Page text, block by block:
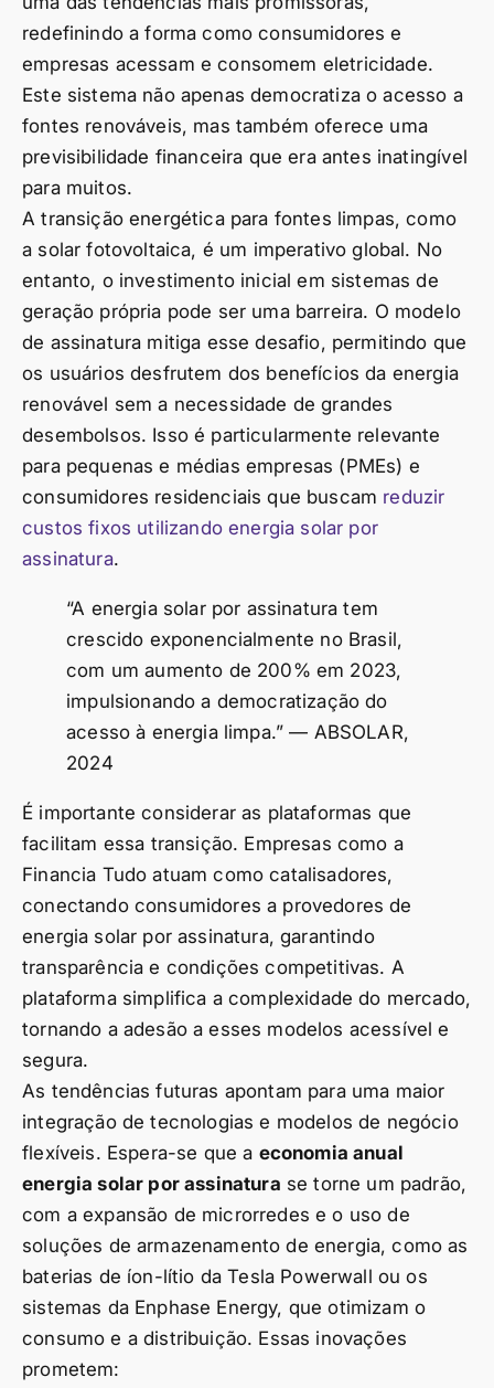
redefinindo a forma como consumidores e
empresas acessam e consomem eletricidade.
Este sistema não apenas democratiza o acesso a
fontes renováveis, mas também oferece uma
previsibilidade financeira que era antes inatingível
para muitos.
A transição energética para fontes limpas, como
a solar fotovoltaica, é um imperativo global. No
entanto, o investimento inicial em sistemas de
geração própria pode ser uma barreira. O modelo
de assinatura mitiga esse desafio, permitindo que
os usuários desfrutem dos benefícios da energia
renovável sem a necessidade de grandes
desembolsos. Isso é particularmente relevante
para pequenas e médias empresas (PMEs) e
consumidores residenciais que buscam reduzir
custos fixos utilizando energia solar por
assinatura.
“A energia solar por assinatura tem
crescido exponencialmente no Brasil,
com um aumento de 200% em 2023,
impulsionando a democratização do
acesso à energia limpa.” — ABSOLAR,
2024
É importante considerar as plataformas que
facilitam essa transição. Empresas como a
Financia Tudo atuam como catalisadores,
conectando consumidores a provedores de
energia solar por assinatura, garantindo
transparência e condições competitivas. A
plataforma simplifica a complexidade do mercado,
tornando a adesão a esses modelos acessível e
segura.
As tendências futuras apontam para uma maior
integração de tecnologias e modelos de negócio
flexíveis. Espera-se que a economia anual
energia solar por assinatura se torne um padrão,
com a expansão de microrredes e o uso de
soluções de armazenamento de energia, como as
baterias de íon-lítio da Tesla Powerwall ou os
sistemas da Enphase Energy, que otimizam o
consumo e a distribuição. Essas inovações
prometem: